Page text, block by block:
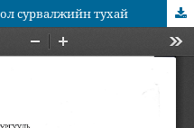
сурвалжийн тухай